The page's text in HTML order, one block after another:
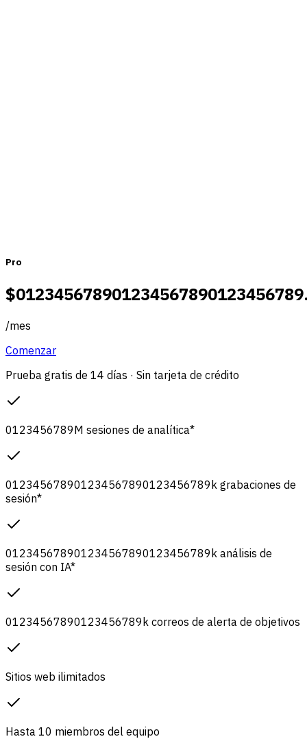
Pro
$012345678901234567890123456789
/mes
Comenzar
Prueba gratis de 14 días · Sin tarjeta de crédito
0123456789M sesiones de analítica*
012345678901234567890123456789 k grabaciones de
sesión*
012345678901234567890123456789 k análisis de
sesión con IA*
01234567890123456789 k correos de alerta de objetivos
Sitios web ilimitados
Hasta 10 miembros del equipo